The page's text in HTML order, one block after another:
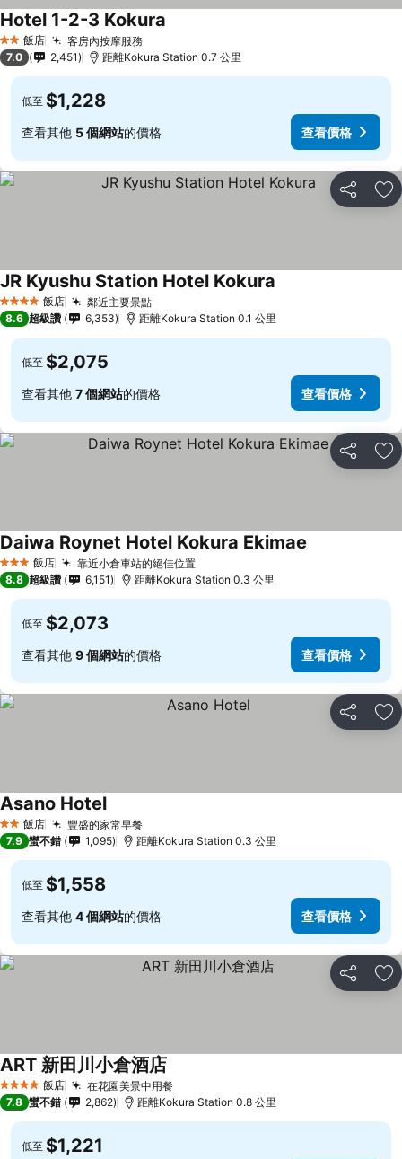
2 星級飯店 客房內按摩服務
Hotel 1-2-3 Kokura
7.0 2,451 距離Kokura Station 0.7 公里
低至 $1,228
查看其他 5 個網站的價格 查看價格
分享 加
4 星級 飯店 鄰近主要景點
JR Kyushu Station Hotel Kokura
8.6 超級讚 6,353 距離Kokura Station 0.1 公里
低至 $2,075
查看其他 7 個網站的價格 查看價格
分享 加
3 星級 飯店 靠近小倉車站的絕佳位置
Daiwa Roynet Hotel Kokura Ekimae
8.8 超級讚 6,151 距離Kokura Station 0.3 公里
低至 $2,073
查看其他 9 個網站的價格 查看價格
分享 加
2 星級飯店 豐盛的家常早餐
Asano Hotel
7.9 蠻不錯 1,095 距離Kokura Station 0.3 公里
低至 $1,558
查看其他 4 個網站的價格 查看價格
分享 加
4 星級 飯店 在花園美景中用餐
ART 新田川小倉酒店
7.8 蠻不錯 2,862 距離Kokura Station 0.8 公里
低至 $1,221